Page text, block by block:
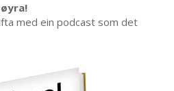
med ein podcast som det